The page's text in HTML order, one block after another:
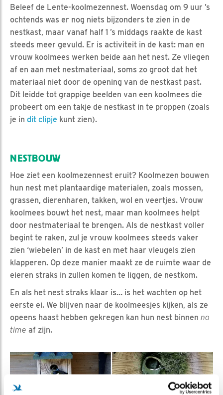
Beleef de Lente-koolmezennest. Woensdag om 9 uur ’s
ochtends was er nog niets bijzonders te zien in de
nestkast, maar vanaf half 1 ’s middags raakte de kast
steeds meer gevuld. Er is activiteit in de kast: man en
vrouw koolmees werken beide aan het nest. Ze vliegen
af en aan met nestmateriaal, soms zo groot dat het
materiaal niet door de opening van de nestkast past.
Dit leidde tot grappige beelden van een koolmees die
probeert om een takje de nestkast in te proppen (zoals
je in dit clipje kunt zien).
NESTBOUW
Hoe ziet een koolmezennest eruit? Koolmezen bouwen
hun nest met plantaardige materialen, zoals mossen,
grassen, dierenharen, takken, wol en veertjes. Vrouw
koolmees bouwt het nest, maar man koolmees helpt
door nestmateriaal te brengen. Als de nestkast voller
begint te raken, zul je vrouw koolmees steeds vaker
zien ‘wiebelen’ in de kast en met haar vleugels zien
klapperen. Op deze manier maakt ze de ruimte waar de
eieren straks in zullen komen te liggen, de nestkom.
En als het nest straks klaar is… is het wachten op het
eerste ei. We blijven naar de koolmeesjes kijken, als ze
opeens haast hebben gekregen kan hun nest binnen no
time af zijn.